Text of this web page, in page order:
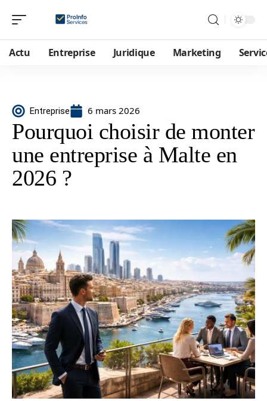
Actu Entreprise Juridique Marketing
Entreprise 6 mars 2026
Pourquoi choisir de monter
une entreprise à Malte en
2026 ?